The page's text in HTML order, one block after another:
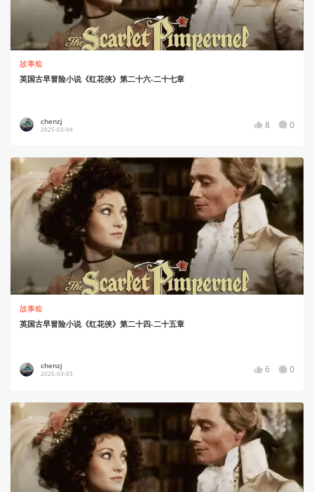
故事烩
英国古早冒险小说《红花侠》第二十六-二十七章
chenzj
2025-03-04 8 0
故事烩
英国古早冒险小说《红花侠》第二十四-二十五章
chenzj
2025-03-03 6 0